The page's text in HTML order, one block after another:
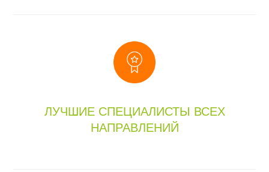
ЛУЧШИЕ СПЕЦИАЛИСТЫ ВСЕХ
НАПРАВЛЕНИЙ